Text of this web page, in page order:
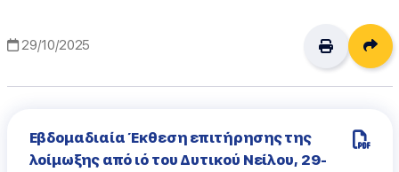
29/10/2025
Εβδομαδιαία Έκθεση επιτήρησης της
λοίμωξης από ιό του Δυτικού Νείλου, 29-